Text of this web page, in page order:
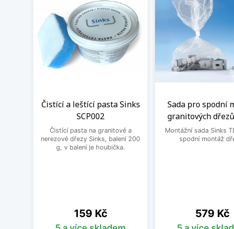
Čistící a leštící pasta Sinks
SCP002
Čistící pasta na granitové a
nerezové dřezy Sinks, balení 200
g, v balení je houbička.
Cena
159 Kč
Sada pro spodní
granitových
Montážní sada Sinks
spodní montáž
Cena
579 Kč